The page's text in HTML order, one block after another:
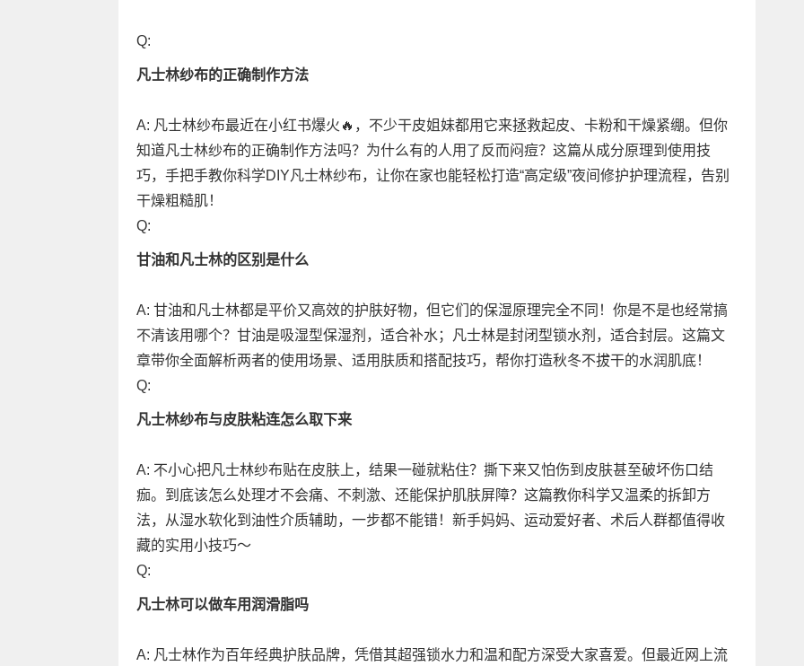
Q:
凡士林纱布的正确制作方法
A: 凡士林纱布最近在小红书爆火🔥，不少干皮姐妹都用它来拯救起皮、卡粉和干燥紧绷。但你
知道凡士林纱布的正确制作方法吗？为什么有的人用了反而闷痘？这篇从成分原理到使用技
巧，手把手教你科学DIY凡士林纱布，让你在家也能轻松打造“高定级”夜间修护护理流程，告别
干燥粗糙肌！
Q:
甘油和凡士林的区别是什么
A: 甘油和凡士林都是平价又高效的护肤好物，但它们的保湿原理完全不同！你是不是也经常搞
不清该用哪个？甘油是吸湿型保湿剂，适合补水；凡士林是封闭型锁水剂，适合封层。这篇文
章带你全面解析两者的使用场景、适用肤质和搭配技巧，帮你打造秋冬不拔干的水润肌底！
Q:
凡士林纱布与皮肤粘连怎么取下来
A: 不小心把凡士林纱布贴在皮肤上，结果一碰就粘住？撕下来又怕伤到皮肤甚至破坏伤口结
痂。到底该怎么处理才不会痛、不刺激、还能保护肌肤屏障？这篇教你科学又温柔的拆卸方
法，从湿水软化到油性介质辅助，一步都不能错！新手妈妈、运动爱好者、术后人群都值得收
藏的实用小技巧～
Q:
凡士林可以做车用润滑脂吗
A: 凡士林作为百年经典护肤品牌，凭借其超强锁水力和温和配方深受大家喜爱。但最近网上流